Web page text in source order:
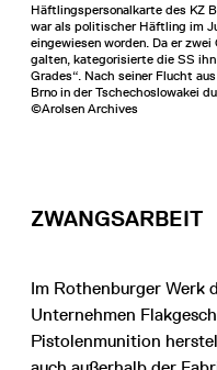
Häftlingspersonalkarte des KZ
war als politischer Häftling im
eingewiesen worden. Da er
galten, kategorisierte die SS
Grades“. Nach seiner Flucht
Brno in der Tschechoslowakei
©Arolsen Archives
ZWANGSARBEIT
Im Rothenburger Werk
Unternehmen
Pistolenmunition